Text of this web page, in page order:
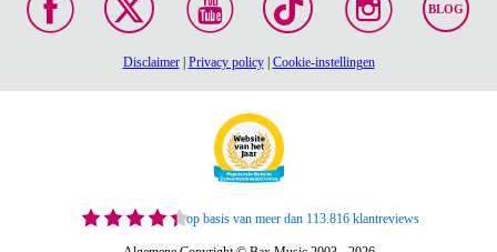
BLOG
Disclaimer| Privacy policy| Cookie-instellingen
op basis van meer dan 113.816 klantreviews